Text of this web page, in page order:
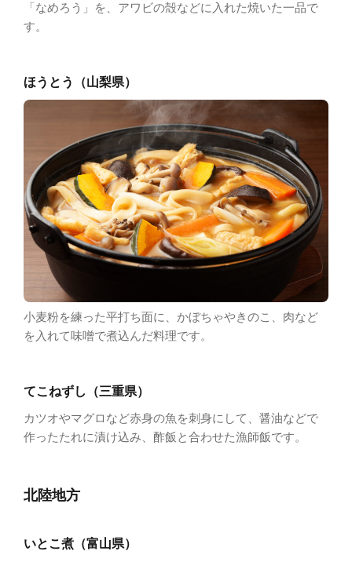
「なめろう」を、アワビの殻などに入れた焼いた一品で
す。
ほうとう（山梨県）
小麦粉を練った平打ち面に、かぼちゃやきのこ、肉など
を入れて味噌で煮込んだ料理です。
てこねずし（三重県）
カツオやマグロなど赤身の魚を刺身にして、醤油などで
作ったたれに漬け込み、酢飯と合わせた漁師飯です。
北陸地方
いとこ煮（富山県）